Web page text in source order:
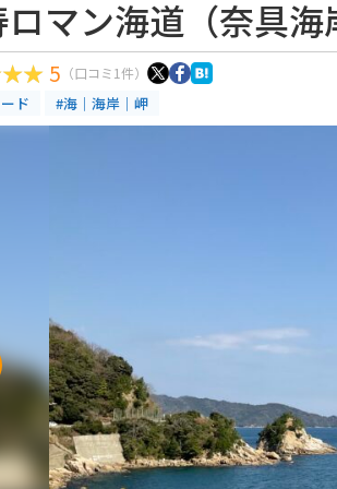
ロマン海道（奈具海
5 （口コミ1件）
ド #海｜海岸｜岬